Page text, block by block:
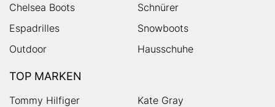
Chelsea Boots
Schnürer
Espadrilles
Snowboots
Outdoor
Hausschuhe
TOP MARKEN
Tommy Hilfiger
Kate Gray